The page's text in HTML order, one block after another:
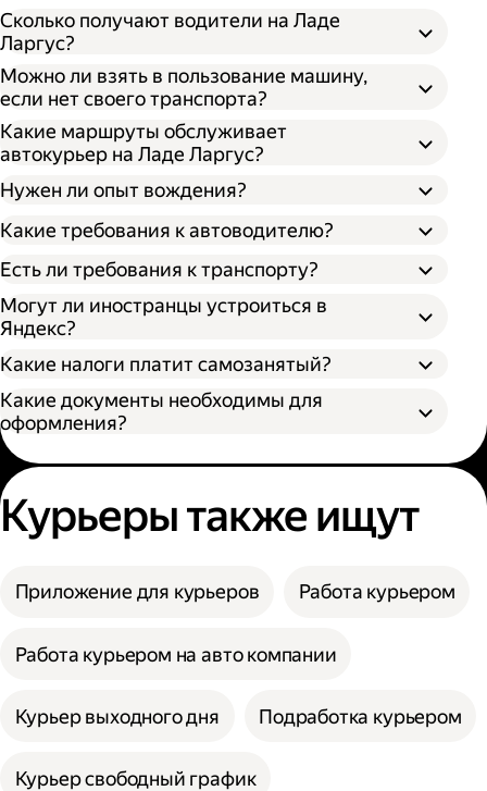
Сколько получают водители на Ладе
Ларгус?
Можно ли взять в пользование машину,
если нет своего транспорта?
Какие маршруты обслуживает
автокурьер на Ладе Ларгус?
Нужен ли опыт вождения?
Какие требования к автоводителю?
Есть ли требования к транспорту?
Могут ли иностранцы устроиться в
Яндекс?
Какие налоги платит самозанятый?
Какие документы необходимы для
оформления?
Курьеры также ищут
Приложение для курьеров Работа курьером
Работа курьером на авто компании
Курьер выходного дня Подработка курьером
Курьер свободный график